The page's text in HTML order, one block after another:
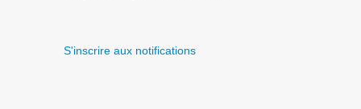
S'inscrire aux notifications